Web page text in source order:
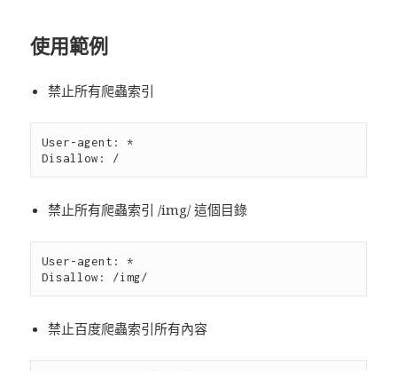
使用範例
禁止所有爬蟲索引
User-agent: *
禁止所有爬蟲索引 /img/ 這個目錄
User-agent: *
禁止百度爬蟲索引所有內容